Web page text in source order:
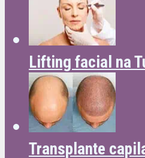
Lifting facial na
Transplante